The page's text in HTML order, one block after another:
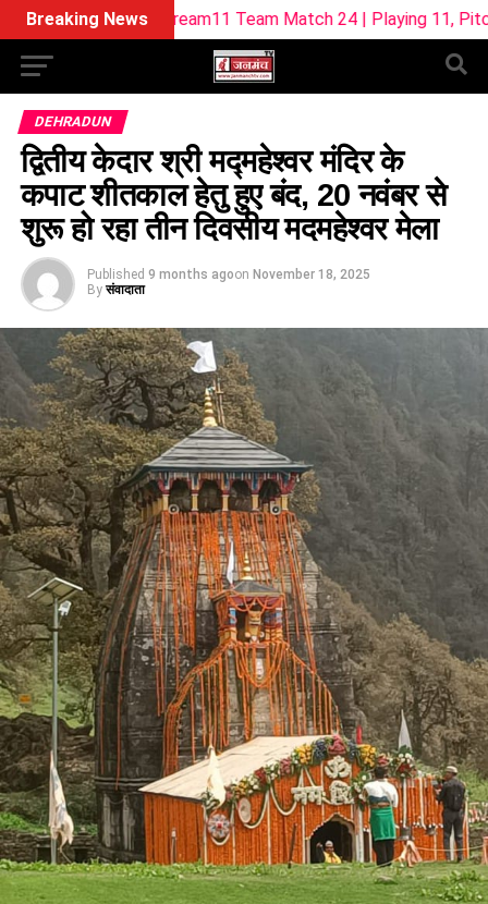
Breaking News
W Dream11 Team Match 24 | Playing 11, Pitch Report &
DEHRADUN
द्वितीय केदार श्री मद्महेश्वर मंदिर के
कपाट शीतकाल हेतु हुए बंद, 20 नवंबर से
शुरू हो रहा तीन दिवसीय मदमहेश्वर मेला
Published 9 months agoon November 18, 2025
By संवादाता